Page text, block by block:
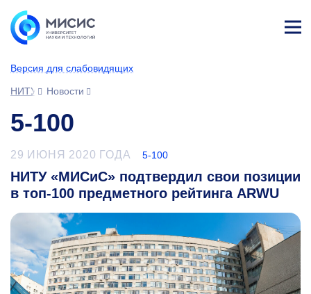
Версия для слабовидящих
НИТУ МИСИС
Новости
5-100
29 ИЮНЯ 2020 ГОДА 5-100
НИТУ «МИСиС» подтвердил свои позиции
в топ-100 предметного рейтинга ARWU